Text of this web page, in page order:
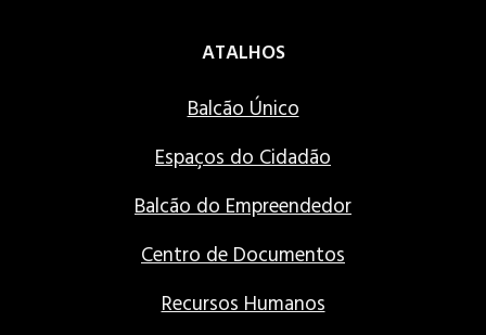
ATALHOS
Balcão Único
Espaços do Cidadão
Balcão do Empreendedor
Centro de Documentos
Recursos Humanos